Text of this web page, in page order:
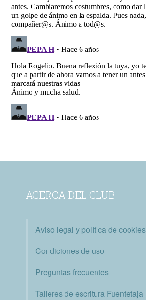
ACERCA DEL CLUB
Aviso legal y política de cookies
Condiciones de uso
Preguntas frecuentes
Talleres de escritura Fuentetaja